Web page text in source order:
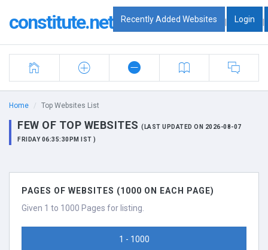
constitute.net Recently Added Websites | Login |
Home Top Websites List
FEW OF TOP WEBSITES (LAST UPDATED ON 2026-08-07
FRIDAY 06:35:30PM IST )
PAGES OF WEBSITES (1000 ON EACH PAGE)
Given 1 to 1000 Pages for listing.
1 - 1000